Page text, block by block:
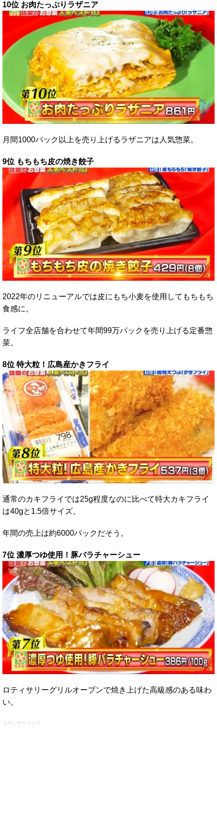
10位 お肉たっぷりラザニア
月間1000パック以上を売り上げるラザニアは人気惣菜。
9位 もちもち皮の焼き餃子
2022年のリニューアルでは皮にもち小麦を使用してもちもち
食感に。
ライフ全店舗を合わせて年間99万パックを売り上げる定番惣
菜。
8位 特大粒！広島産かきフライ
通常のカキフライでは25g程度なのに比べて特大カキフライ
は40gと1.5倍サイズ。
年間の売上は約6000パックだそう。
7位 濃厚つゆ使用！豚バラチャーシュー
ロティサリーグリルオーブンで焼き上げた高級感のある味わ
い。
スポンサーリンク